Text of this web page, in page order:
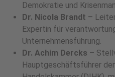
Demokratie und
Dr. Nicola Brandt –
Expertin für
Unternehmensführung.
Dr. Achim Dercks –
Hauptgeschäftsführer